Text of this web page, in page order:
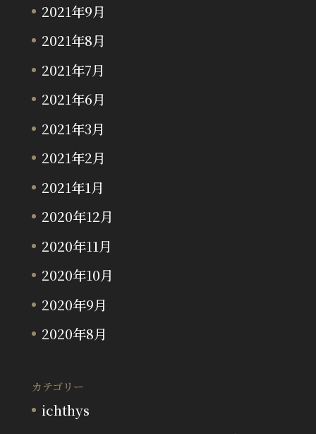
2021年9月
2021年8月
2021年7月
2021年6月
2021年3月
2021年2月
2021年1月
2020年12月
2020年11月
2020年10月
2020年9月
2020年8月
カテゴリー
ichthys